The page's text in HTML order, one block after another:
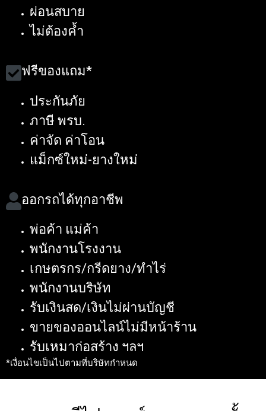
ผ่อนสบาย
ไม่ต้องค้ำ
ฟรีของแถม*
ประกันภัย
ภาษี พรบ.
ค่าจัด ค่าโอน
แม็กซ์ใหม่-ยางใหม่
ออกรถได้ทุกอาชีพ
พ่อค้า แม่ค้า
พนักงานโรงงาน
เกษตรกร/กรีดยาง/ทำไร่
พนักงานบริษัท
รับเงินสด/เงินไม่ผ่านบัญชี
ขายของออนไลน์ไม่มีหน้าร้าน
รับเหมาก่อสร้าง ฯลฯ
*เงื่อนไขเป็นไปตามที่บริษัทกำหนด